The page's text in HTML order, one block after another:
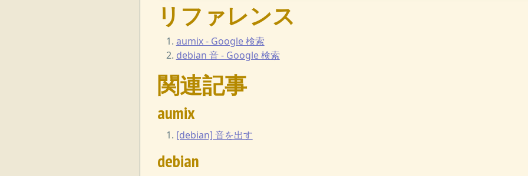
リファレンス
aumix - Google 検索
debian 音 - Google 検索
関連記事
aumix
[debian] 音を出す
debian